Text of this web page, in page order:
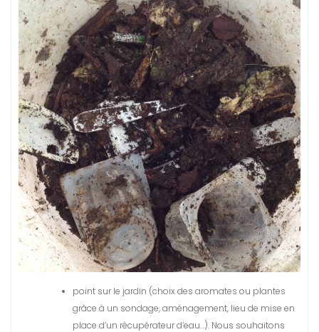
point sur le jardin (choix des aromates ou plantes
grâce à un sondage, aménagement, lieu de mise en
place d’un récupérateur d’eau…). Nous souhaitons